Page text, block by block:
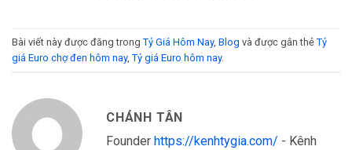
Bài viết này được đăng trong Tỷ Giá Hôm Nay, Blog và được gắn thẻ Tỷ
giá Euro chợ đen hôm nay, Tỷ giá Euro hôm nay.
CHÁNH TÂN
Founder https://kenhtygia.com/ - Kênh